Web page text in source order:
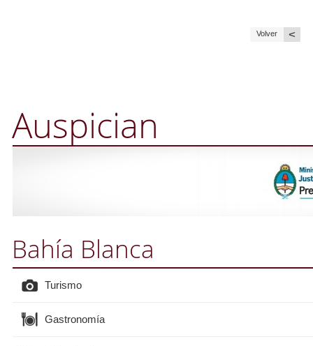
Volver <
Auspician
Bahía Blanca
Turismo
Gastronomía